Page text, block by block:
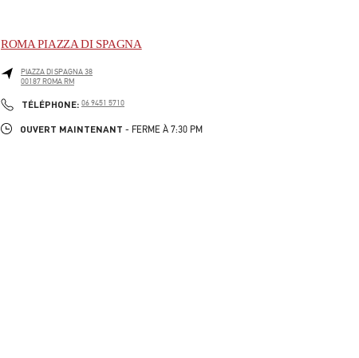
ROMA PIAZZA DI SPAGNA
PIAZZA DI SPAGNA 38
00187 ROMA RM
TÉLÉPHONE: PHONE
06 9451 5710
OUVERT MAINTENANT - FERME À 7:30 PM